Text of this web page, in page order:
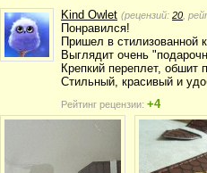
Kind Owlet (рецензий: 20 ,
Понравился!
Пришел в стилизованной
Выглядит очень
Крепкий переплет,
Стильный, красивый и
Рейтинг рецензии: +4